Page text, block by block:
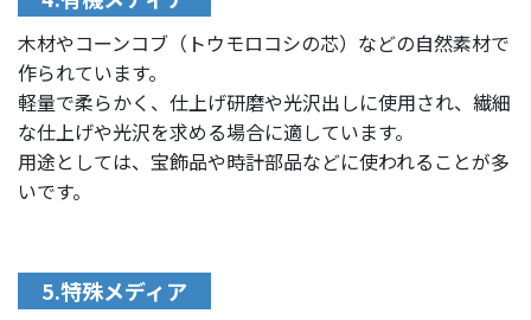
木材やコーンコブ（トウモロコシの芯）などの自然素材で
作られています。
軽量で柔らかく、仕上げ研磨や光沢出しに使用され、繊細
な仕上げや光沢を求める場合に適しています。
用途としては、宝飾品や時計部品などに使われることが多
いです。
5.特殊メディア